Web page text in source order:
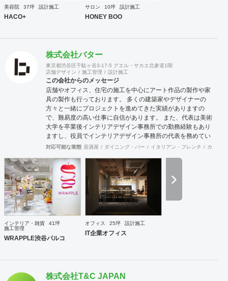
込む空間 https://sotochiku.com/
美容院 37坪 設計施工
HACO+
サロン 10坪 設計施工
HONEY BOO
株式会社バター
東京都渋谷区千駄ヶ谷3-17-5 グエル・サカエ北参道1階
店舗デザイン
施工管理 設計施工
この会社からのメッセージ
店舗やオフィス、住宅の施工を中心にアート作品の製作や家
具の製作も行っております。 多くの建築家やデザイナーの
方々と一緒にプロジェクトを進めてきた実績がありますの
で、難易度の高い仕事に自信があります。 また、代表は美術
大学を卒業後インテリアデザイン事務所での勤務経験もあり
ますし、役員でインテリアデザイン事務所の代表を務めてい
る者もおり、社内に4名のデザイナーを有しています。 現場
が回らない際は代表自信も現場に出ますので、社内で5名と
専属の外注監理1名の6名で物件規模や内容に応じて割り当て
ています。 さらに自社で木工職人を抱えており、内装工事に
おいて大きなボリュームを締める木工家具の製作には質、量
ともに自信を持っております。 その他、自社で飲食店を経営
しており業態の開発やレシピ提供、仕入先のコーディネー
ト、人材教育なども行っており設計や施工だけにとらわれな
い様々な引き合いがあります。 大手企業の新業態開発の際の
社外プロジェクトメンバーとしてノウハウ提供などの実績も
対応可能な業態 居酒屋 ダイニング・バー イタリアン・フレンチ カフェ
インテリア・雑貨
41坪
施工管理
WRAPPLE渋谷パルコ
オフィス 25坪 設計施工
IT企業オフィス
株式会社T&C JAPAN